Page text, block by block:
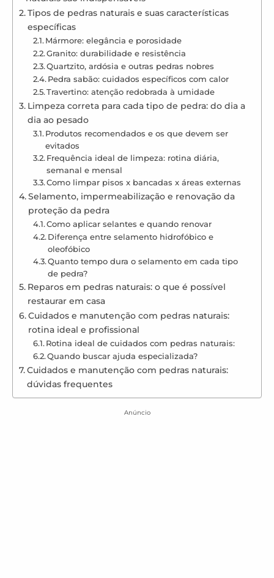
Tipos de pedras naturais e suas características
específicas
Mármore: elegância e porosidade
Granito: durabilidade e resistência
Quartzito, ardósia e outras pedras nobres
Pedra sabão: cuidados específicos com calor
Travertino: atenção redobrada à umidade
Limpeza correta para cada tipo de pedra: do dia a
dia ao pesado
Produtos recomendados e os que devem ser
evitados
Frequência ideal de limpeza: rotina diária,
semanal e mensal
Como limpar pisos x bancadas x áreas externas
Selamento, impermeabilização e renovação da
proteção da pedra
Como aplicar selantes e quando renovar
Diferença entre selamento hidrofóbico e
oleofóbico
Quanto tempo dura o selamento em cada tipo
de pedra?
Reparos em pedras naturais: o que é possível
restaurar em casa
Cuidados e manutenção com pedras naturais:
rotina ideal e profissional
Rotina ideal de cuidados com pedras naturais:
Quando buscar ajuda especializada?
Cuidados e manutenção com pedras naturais:
dúvidas frequentes
Anúncio